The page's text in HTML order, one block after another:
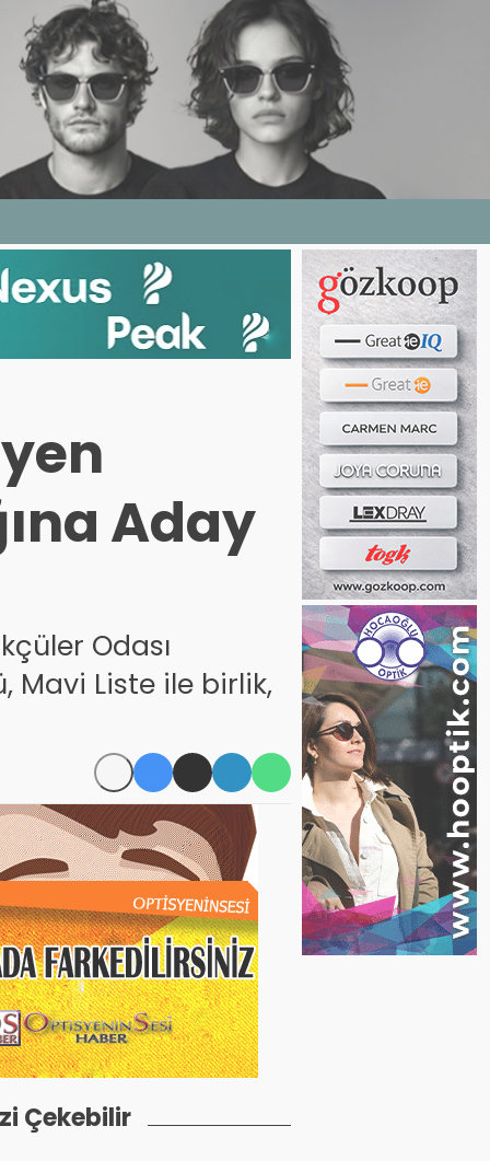
E DERGI WEB TV BIZE YAZIN
Aday
Odası
Mavi Liste ile birlik,
Çekebilir